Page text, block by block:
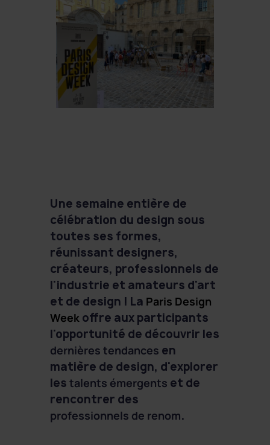
Une semaine entière de
célébration du design sous
toutes ses formes,
réunissant designers,
créateurs, professionnels de
l'industrie et amateurs d'art
et de design ! La Paris Design
Week offre aux participants
l'opportunité de découvrir les
dernières tendances en
matière de design, d'explorer
lestalents émergents et de
rencontrer des
professionnels de renom.